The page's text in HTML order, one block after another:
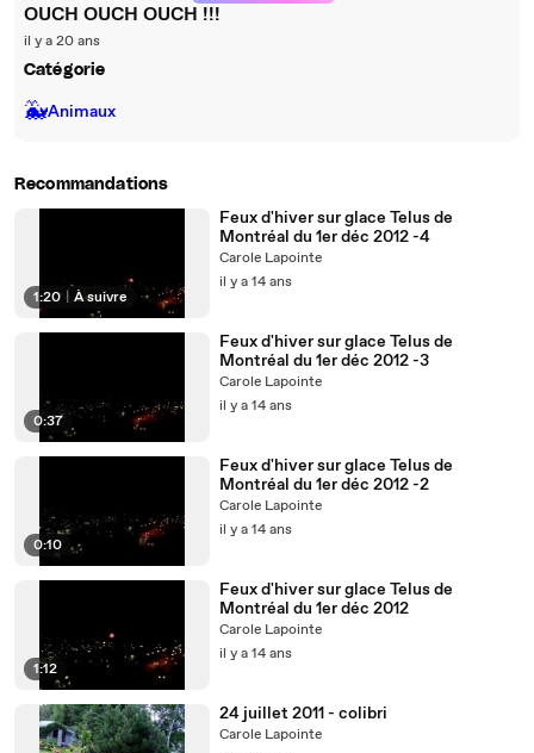
OUCH OUCH OUCH !!!
il y a 20 ans
Catégorie
🐳Animaux
Recommandations
1:20 À suivre
Feux d'hiver sur glace Telus de
Montréal du 1er déc 2012 -4
Carole Lapointe
il y a 14 ans
0:37
Feux d'hiver sur glace Telus de
Montréal du 1er déc 2012 -3
Carole Lapointe
il y a 14 ans
0:10
Feux d'hiver sur glace Telus de
Montréal du 1er déc 2012 -2
Carole Lapointe
il y a 14 ans
1:12
Feux d'hiver sur glace Telus de
Montréal du 1er déc 2012
Carole Lapointe
il y a 14 ans
24 juillet 2011 - colibri
Carole Lapointe